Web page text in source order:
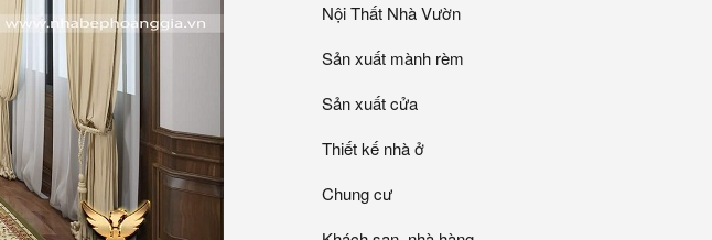
Nội Thất Nhà Vườn
Sản xuất mành rèm
Sản xuất cửa
Thiết kế nhà ở
Chung cư